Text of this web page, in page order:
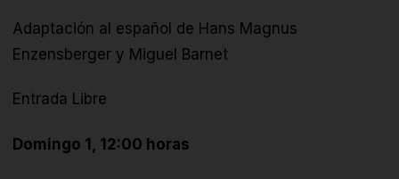
Adaptación al español de Hans Magnus
Enzensberger y Miguel Barnet
Entrada Libre
Domingo 1, 12:00 horas